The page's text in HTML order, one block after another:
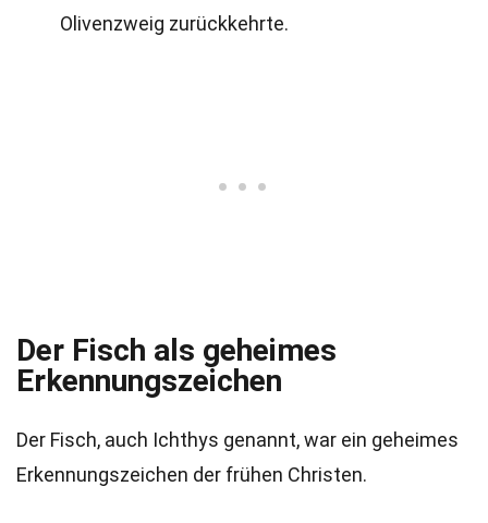
Olivenzweig zurückkehrte.
Der Fisch als geheimes
Erkennungszeichen
Der Fisch, auch Ichthys genannt, war ein geheimes
Erkennungszeichen der frühen Christen.